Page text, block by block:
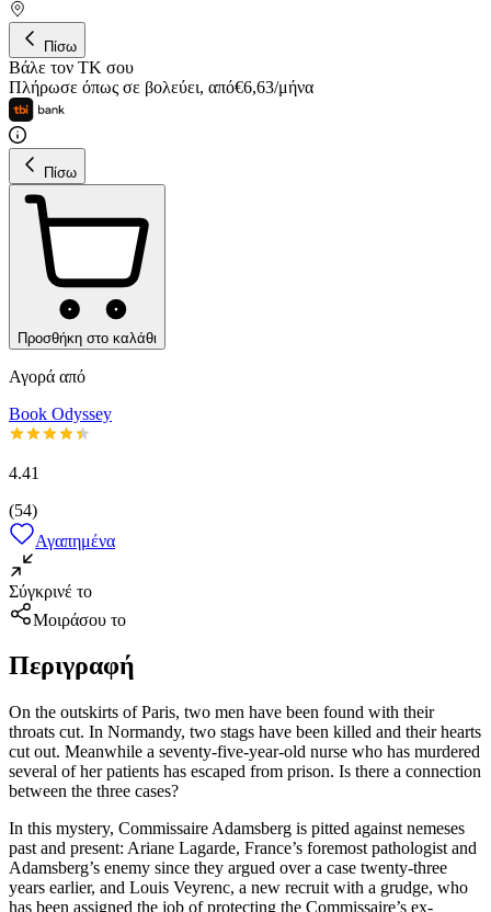
Πίσω
Βάλε τον ΤΚ σου
Πλήρωσε όπως σε βολεύει, από€6,63/μήνα
Πίσω
Προσθήκη στο καλάθι
Αγορά από
Book Odyssey
4.41
(54)
Αγαπημένα
Σύγκρινέ το
Μοιράσου το
Περιγραφή
On the outskirts of Paris, two men have been found with their
throats cut. In Normandy, two stags have been killed and their hearts
cut out. Meanwhile a seventy-five-year-old nurse who has murdered
several of her patients has escaped from prison. Is there a connection
between the three cases?
In this mystery, Commissaire Adamsberg is pitted against nemeses
past and present: Ariane Lagarde, France’s foremost pathologist and
Adamsberg’s enemy since they argued over a case twenty-three
years earlier, and Louis Veyrenc, a new recruit with a grudge, who
has been assigned the job of protecting the Commissaire’s ex-